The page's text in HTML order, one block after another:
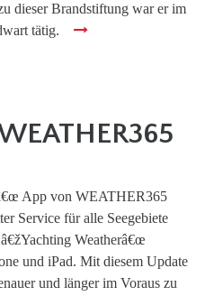
dieser Brandstiftung war er im
tätig.
App von WEATHER365
Service für alle Seegebiete
Weatherâ€œ
und iPad. Mit diesem Update
und länger im Voraus zu